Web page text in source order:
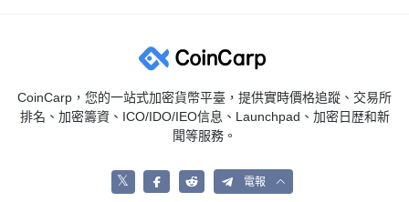
CoinCarp，您的一站式加密貨幣平臺，提供實時價格追蹤、交易所
排名、加密籌資、ICO/IDO/IEO信息、Launchpad、加密日歴和新
聞等服務。
𝕏 電報